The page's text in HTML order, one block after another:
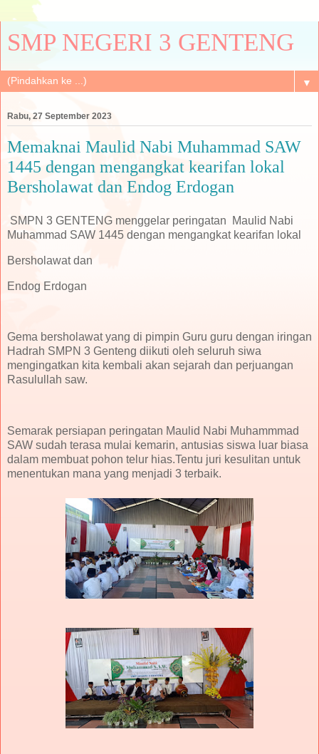
SMP NEGERI 3 GENTENG
▼
Rabu, 27 September 2023
Memaknai Maulid Nabi Muhammad SAW
1445 dengan mengangkat kearifan lokal
Bersholawat dan Endog Erdogan
SMPN 3 GENTENG menggelar peringatan Maulid Nabi
Muhammad SAW 1445 dengan mengangkat kearifan lokal
Bersholawat dan
Endog Erdogan
Gema bersholawat yang di pimpin Guru guru dengan iringan
Hadrah SMPN 3 Genteng diikuti oleh seluruh siwa
mengingatkan kita kembali akan sejarah dan perjuangan
Rasulullah saw.
Semarak persiapan peringatan Maulid Nabi Muhammmad
SAW sudah terasa mulai kemarin, antusias siswa luar biasa
dalam membuat pohon telur hias.Tentu juri kesulitan untuk
menentukan mana yang menjadi 3 terbaik.